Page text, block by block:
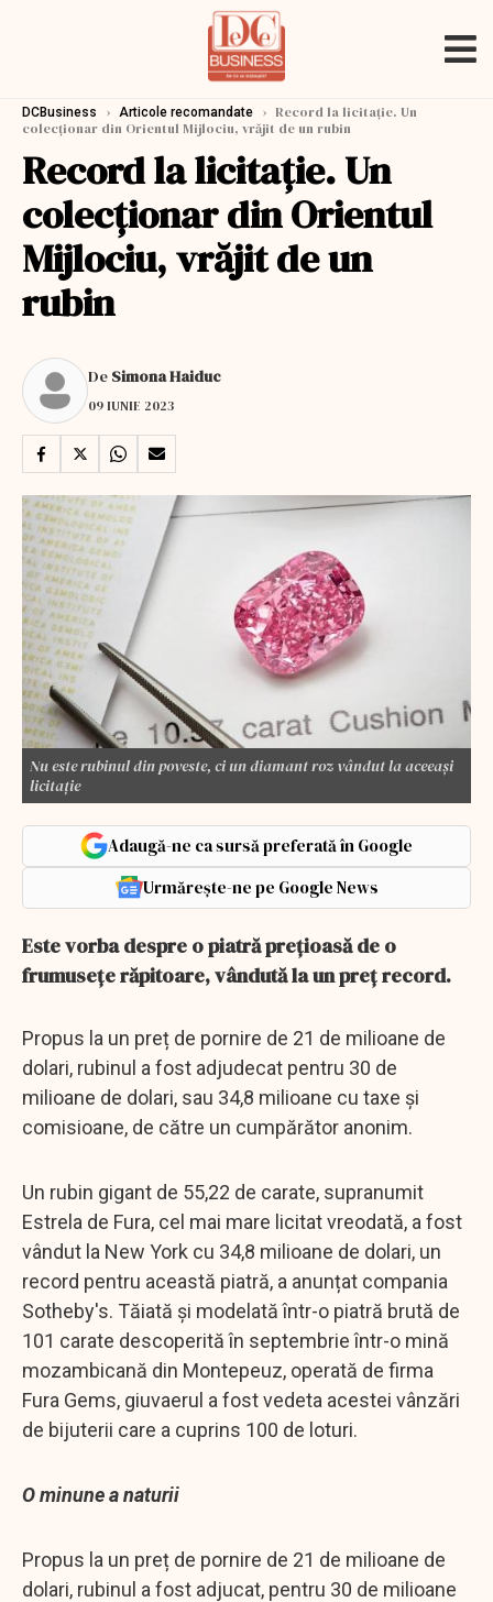
DCBusiness › Articole recomandate › Record la licitație. Un
colecționar din Orientul Mijlociu, vrăjit de un rubin
Record la licitație. Un
colecționar din Orientul
Mijlociu, vrăjit de un
rubin
De Simona Haiduc
09 IUNIE 2023
Nu este rubinul din poveste, ci un diamant roz vândut la aceeași
licitație
Adaugă-ne ca sursă preferată în Google
Urmărește-ne pe Google News
Este vorba despre o piatră prețioasă de o
frumusețe răpitoare, vândută la un preț record.
Propus la un preț de pornire de 21 de milioane de
dolari, rubinul a fost adjudecat pentru 30 de
milioane de dolari, sau 34,8 milioane cu taxe și
comisioane, de către un cumpărător anonim.
Un rubin gigant de 55,22 de carate, supranumit
Estrela de Fura, cel mai mare licitat vreodată, a fost
vândut la New York cu 34,8 milioane de dolari, un
record pentru această piatră, a anunțat compania
Sotheby's. Tăiată și modelată într-o piatră brută de
101 carate descoperită în septembrie într-o mină
mozambicană din Montepeuz, operată de firma
Fura Gems, giuvaerul a fost vedeta acestei vânzări
de bijuterii care a cuprins 100 de loturi.
O minune a naturii
Propus la un preț de pornire de 21 de milioane de
dolari, rubinul a fost adjucat, pentru 30 de milioane